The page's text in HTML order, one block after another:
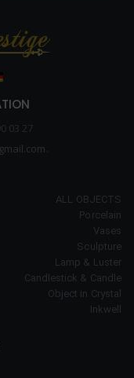
03 27
ALL OBJECTS
Porcelain
Vases
Sculpture
Lamp & Luster
Candlestick & Candle
Object in Crystal
Inkwell